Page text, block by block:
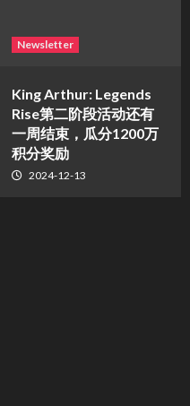
Newsletter
King Arthur: Legends
Rise第二阶段活动还有
一周结束，瓜分1200万
积分奖励
2024-12-13